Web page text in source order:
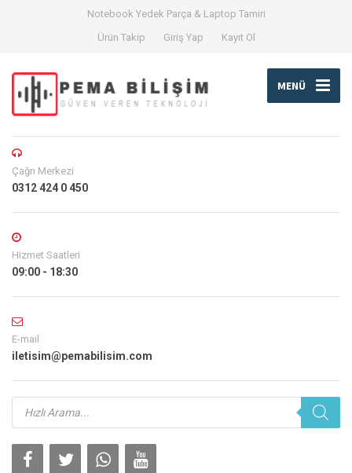
Notebook Yedek Parça & Laptop Tamiri
Ürün Takip
Giriş Yap Kayıt Ol
MENÜ
Çağrı Merkezi
0312 424 0 450
Hizmet Saatleri
09:00 - 18:30
E-mail
iletisim@pemabilisim.com
Products
search